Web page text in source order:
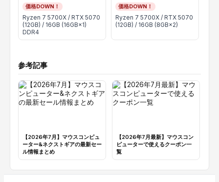
価格DOWN！
Ryzen 7 5700X / RTX 5070
(12GB) / 16GB (16GB×1)
DDR4
価格DOWN！
Ryzen 7 5700X / RTX 5070
(12GB) / 16GB (8GB×2)
参考記事
【2026年7月】マウスコンピュ
ーター&ネクストギアの最新セー
ル情報まとめ
【2026年7月最新】マウスコン
ピューターで使えるクーポン一
覧